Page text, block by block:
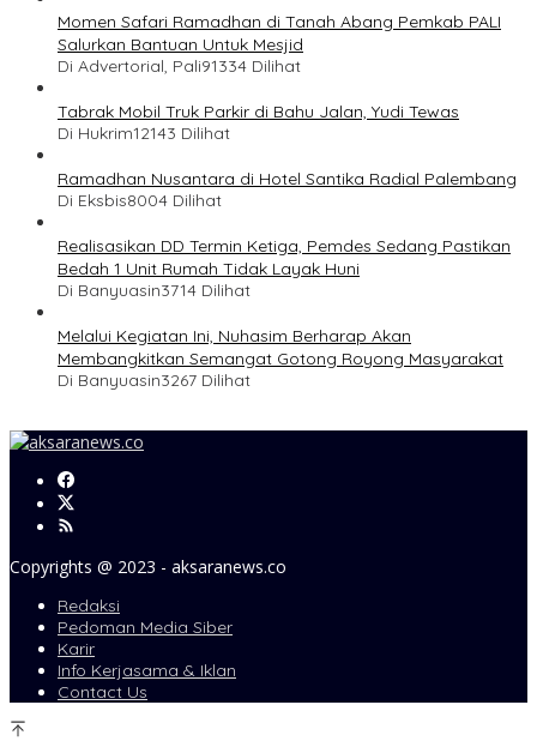
Momen Safari Ramadhan di Tanah Abang Pemkab PALI
Salurkan Bantuan Untuk Mesjid
Di Advertorial, Pali91334 Dilihat
Tabrak Mobil Truk Parkir di Bahu Jalan, Yudi Tewas
Di Hukrim12143 Dilihat
Ramadhan Nusantara di Hotel Santika Radial Palembang
Di Eksbis8004 Dilihat
Realisasikan DD Termin Ketiga, Pemdes Sedang Pastikan
Bedah 1 Unit Rumah Tidak Layak Huni
Di Banyuasin3714 Dilihat
Melalui Kegiatan Ini, Nuhasim Berharap Akan
Membangkitkan Semangat Gotong Royong Masyarakat
Di Banyuasin3267 Dilihat
Copyrights @ 2023 - aksaranews.co
Redaksi
Pedoman Media Siber
Karir
Info Kerjasama & Iklan
Contact Us